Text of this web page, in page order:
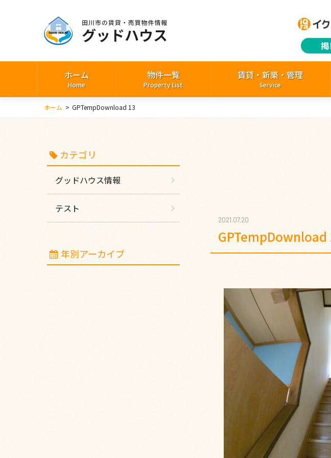
ホーム
Home
物件一覧
Property List
賃貸・新築・管理
Service
ホーム > GPTempDownload 13
カテゴリ
グッドハウス情報
テスト
年別アーカイブ
2021.07.20
GPTempDownload